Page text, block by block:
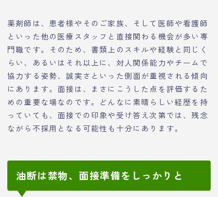
薬剤師は、患者様やそのご家族、そして医師や看護師
といった他の医療スタッフと直接関わる機会が多い専
門職です。そのため、書類上のスキルや経験と同じく
らい、あるいはそれ以上に、対人関係能力やチームで
協力する姿勢、誠実さといった側面が重視される傾向
にあります。面接は、まさにこうした点を評価するた
めの重要な場なのです。どんなに素晴らしい経歴を持
っていても、面接での印象や受け答え次第では、残念
ながら不採用となる可能性も十分にあります。
油断は禁物、面接準備をしっかりと